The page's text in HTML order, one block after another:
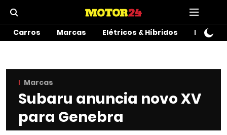
Carros Marcas Elétricos & Híbridos Motos
Marcas
Subaru anuncia novo XV
para Genebra